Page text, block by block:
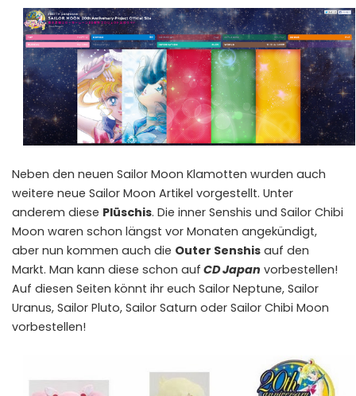
Neben den neuen Sailor Moon Klamotten wurden auch
weitere neue Sailor Moon Artikel vorgestellt. Unter
anderem diese Plüschis. Die inner Senshis und Sailor Chibi
Moon waren schon längst vor Monaten angekündigt,
aber nun kommen auch die Outer Senshis auf den
Markt. Man kann diese schon auf CD Japan vorbestellen!
Auf diesen Seiten könnt ihr euch Sailor Neptune, Sailor
Uranus, Sailor Pluto, Sailor Saturn oder Sailor Chibi Moon
vorbestellen!